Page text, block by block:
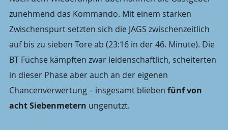
zunehmend das Kommando. Mit einem starken
Zwischenspurt setzten sich die JAGS zwischenzeitlich
auf bis zu sieben Tore ab (23:16 in der 46. Minute). Die
BT Füchse kämpften zwar leidenschaftlich, scheiterten
in dieser Phase aber auch an der eigenen
Chancenverwertung – insgesamt blieben fünf von
acht Siebenmetern ungenutzt.